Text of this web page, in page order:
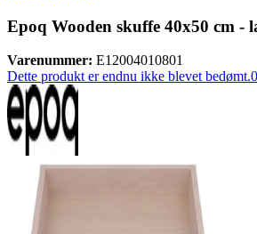
Epoq Wooden skuffe 40x50 cm -
Varenummer: E12004010801
Dette produkt er endnu ikke blevet bedømt.0